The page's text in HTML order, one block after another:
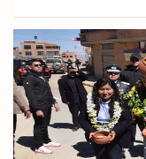
ok
p